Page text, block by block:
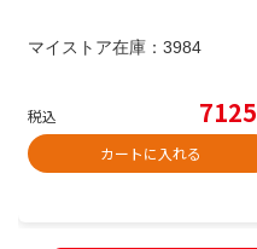
マイストア在庫： 3984
税込 7125
カートに入れる